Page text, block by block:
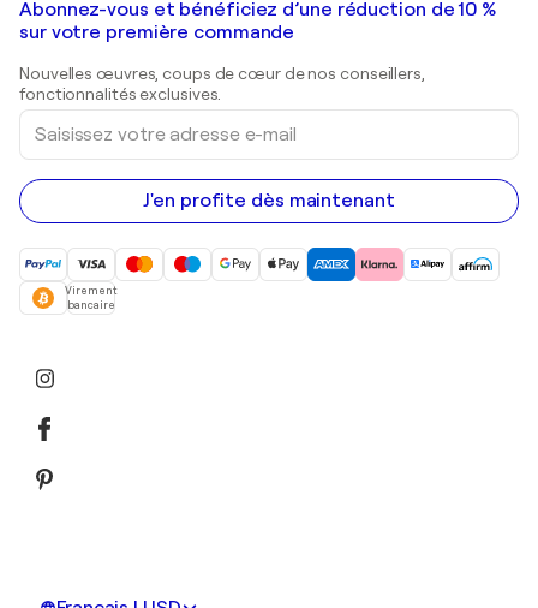
Shepard Fairey
Peintures de paysage
Estampes
Peintures acryliques
Galeries d'art en France
Galeries d'art en Belgique
Abonnez-vous et bénéficiez d’une réduction de 10 %
sur votre première commande
Nouvelles œuvres, coups de cœur de nos conseillers,
fonctionnalités exclusives.
Saisissez
votre
adresse
e-
mail
J'en profite dès maintenant
Virement
bancaire